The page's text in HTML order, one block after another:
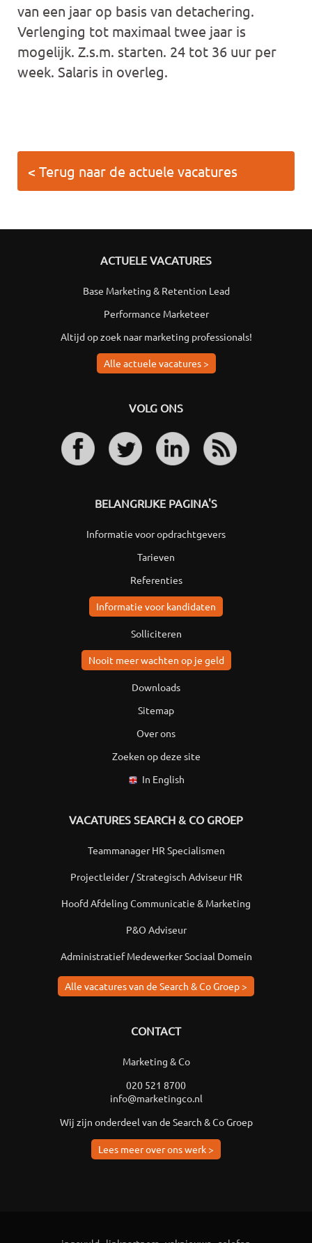
van een jaar op basis van detachering.
Verlenging tot maximaal twee jaar is
mogelijk. Z.s.m. starten. 24 tot 36 uur per
week. Salaris in overleg.
< Terug naar de actuele vacatures
ACTUELE VACATURES
Base Marketing & Retention Lead
Performance Marketeer
Altijd op zoek naar marketing professionals!
Alle actuele vacatures >
VOLG ONS
BELANGRIJKE PAGINA'S
Informatie voor opdrachtgevers
Tarieven
Referenties
Informatie voor kandidaten
Solliciteren
Nooit meer wachten op je geld
Downloads
Sitemap
Over ons
Zoeken op deze site
In English
VACATURES SEARCH & CO GROEP
Teammanager HR Specialismen
Projectleider / Strategisch Adviseur HR
Hoofd Afdeling Communicatie & Marketing
P&O Adviseur
Administratief Medewerker Sociaal Domein
Alle vacatures van de Search & Co Groep >
CONTACT
Marketing & Co
020 521 8700
info@marketingco.nl
Wij zijn onderdeel van de Search & Co Groep
Lees meer over ons werk >